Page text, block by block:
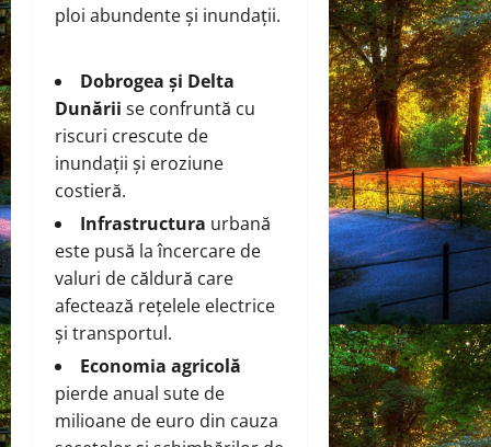
ploi abundente și inundații.
Dobrogea și Delta
Dunării se confruntă cu
riscuri crescute de
inundații și eroziune
costieră.
Infrastructura urbană
este pusă la încercare de
valuri de căldură care
afectează rețelele electrice
și transportul.
Economia agricolă
pierde anual sute de
milioane de euro din cauza